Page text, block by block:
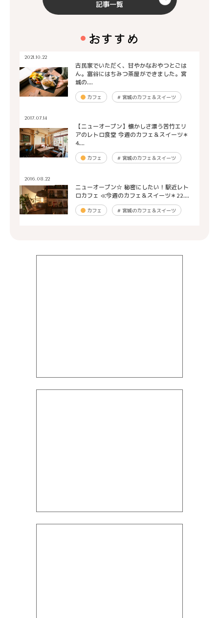
記事一覧
おすすめ
2021.10.22
古民家でいただく、甘やかなおやつとごは
ん。富谷にはちみつ茶屋ができました。宮
城の....
カフェ #宮城のカフェ＆スイーツ
2017.07.14
【ニューオープン】懐かしさ漂う苦竹エリ
アのレトロ食堂 今週のカフェ＆スイーツ＊
4....
カフェ #宮城のカフェ＆スイーツ
2016.08.22
ニューオープン☆ 秘密にしたい！駅近レト
ロカフェ ≪今週のカフェ＆スイーツ＊22....
カフェ #宮城のカフェ＆スイーツ